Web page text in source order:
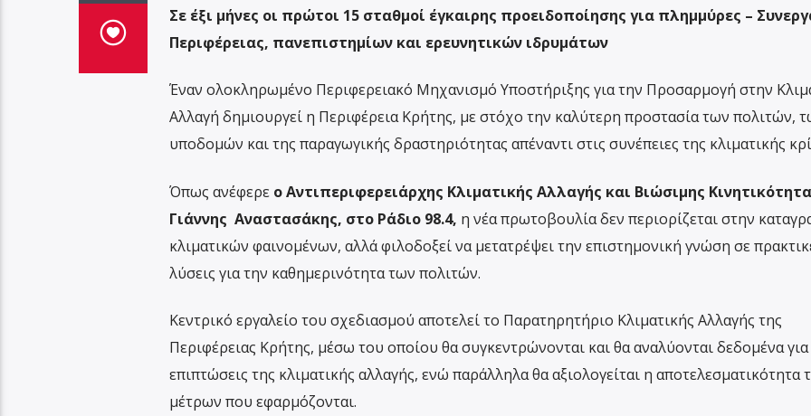
Σε έξι μήνες οι πρώτοι 15 σταθμοί έγκαιρης προειδοποίησης για πλημμύρες –
Περιφέρειας, πανεπιστημίων και ερευνητικών ιδρυμάτων
Έναν ολοκληρωμένο Περιφερειακό Μηχανισμό Υποστήριξης για την Προσαρμογή στην
Αλλαγή δημιουργεί η Περιφέρεια Κρήτης, με στόχο την καλύτερη προστασία των πολιτών,
υποδομών και της παραγωγικής δραστηριότητας απέναντι στις συνέπειες της κλιματικής
Όπως ανέφερε ο Αντιπεριφερειάρχης Κλιματικής Αλλαγής και Βιώσιμης
Γιάννης Αναστασάκης, στο Ράδιο 98.4, η νέα πρωτοβουλία δεν περιορίζεται στην
κλιματικών φαινομένων, αλλά φιλοδοξεί να μετατρέψει την επιστημονική γνώση σε
λύσεις για την καθημερινότητα των πολιτών.
Κεντρικό εργαλείο του σχεδιασμού αποτελεί το Παρατηρητήριο Κλιματικής Αλλαγής της
Περιφέρειας Κρήτης, μέσω του οποίου θα συγκεντρώνονται και θα αναλύονται δεδομένα για
επιπτώσεις της κλιματικής αλλαγής, ενώ παράλληλα θα αξιολογείται η αποτελεσματικότητα
μέτρων που εφαρμόζονται.